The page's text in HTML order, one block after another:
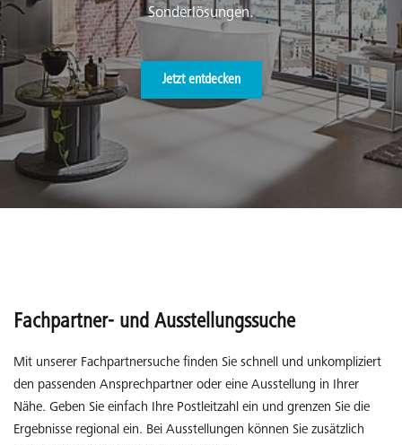
Sonderlösungen.
Jetzt entdecken
Fachpartner- und Ausstellungssuche
Mit unserer Fachpartnersuche finden Sie schnell und unkompliziert
den passenden Ansprechpartner oder eine Ausstellung in Ihrer
Nähe. Geben Sie einfach Ihre Postleitzahl ein und grenzen Sie die
Ergebnisse regional ein. Bei Ausstellungen können Sie zusätzlich